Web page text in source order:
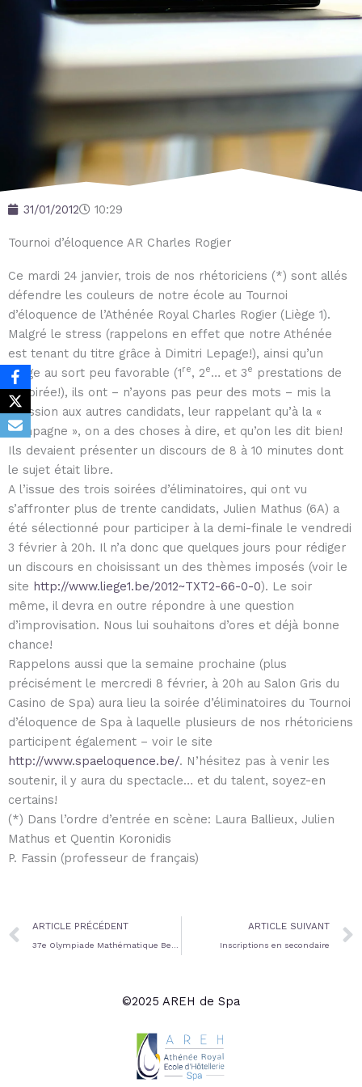
31/01/2012 10:29
Tournoi d’éloquence AR Charles Rogier
Ce mardi 24 janvier, trois de nos rhétoriciens (*) sont allés
défendre les couleurs de notre école au Tournoi
d’éloquence de l’Athénée Royal Charles Rogier (Liège 1).
Malgré le stress (rappelons en effet que notre Athénée
est tenant du titre grâce à Dimitri Lepage!), ainsi qu’un
tirage au sort peu favorable (1re, 2e… et 3e
prestations de
la soirée!), ils ont – n’ayons pas peur des mots – mis la
pression aux autres candidats, leur rappelant qu’à la «
campagne », on a des choses à dire, et qu’on les dit bien!
Ils devaient présenter un discours de 8 à 10 minutes dont
le sujet était libre.
A l’issue des trois soirées d’éliminatoires, qui ont vu
s’affronter plus de trente candidats, Julien Mathus (6A) a
été sélectionné pour participer à la demi-finale le vendredi
3 février à 20h. Il n’a donc que quelques jours pour rédiger
un discours en choisissant un des thèmes imposés (voir le
site http://www.liege1.be/2012~TXT2-66-0-0). Le soir
même, il devra en outre répondre à une question
d’improvisation. Nous lui souhaitons d’ores et déjà bonne
chance!
Rappelons aussi que la semaine prochaine (plus
précisément le mercredi 8 février, à 20h au Salon Gris du
Casino de Spa) aura lieu la soirée d’éliminatoires du Tournoi
d’éloquence de Spa à laquelle plusieurs de nos rhétoriciens
participent également – voir le site
http://www.spaeloquence.be/. N’hésitez pas à venir les
soutenir, il y aura du spectacle… et du talent, soyez-en
certains!
(*) Dans l’ordre d’entrée en scène: Laura Ballieux, Julien
Mathus et Quentin Koronidis
P. Fassin (professeur de français)
Prev
ARTICLE PRÉCÉDENT ARTICLE SUIVANT
Inscriptions en secondaire
©2025 AREH de Spa